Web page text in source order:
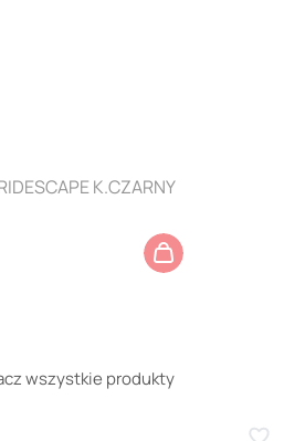
K.CZARNY
wszystkie produkty